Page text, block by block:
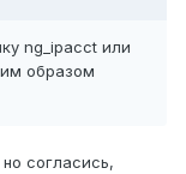
ng_ipacct или
образом
согласись,